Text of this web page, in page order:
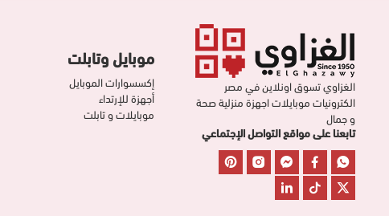
الغزاوي تسوق اونلاين في مصر
الكترونيات موبايلات اجهزة منزلية صحة
و جمال
تابعنا على مواقع التواصل الإجتماعي
موبايل وتابلت
إكسسوارات الموبايل
أجهزة للإرتداء
موبايلات و تابلت